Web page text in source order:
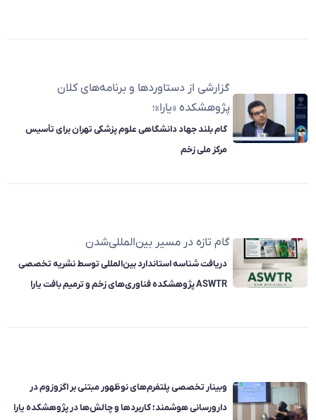
گزارشی از دستاوردها و برنامه‌های کلان
پژوهشکده «یارا»؛
گام بلند جهاد دانشگاهی علوم پزشکی تهران برای تأسیس
مرکز ملی زخم
گام تازه در مسیر بین‌المللی‌شدن
دریافت شناسه استاندارد بین‌المللی توسط نشریه تخصصی
ASWTR پژوهشکده فناوری‌های زخم و ترمیم بافت یارا
وبینار تخصصی پلتفرم‌های نوظهور مبتنی بر اگزوزوم در
دارورسانی هوشمند؛ کاربردها و چالش‌ها در پژوهشکده یارا